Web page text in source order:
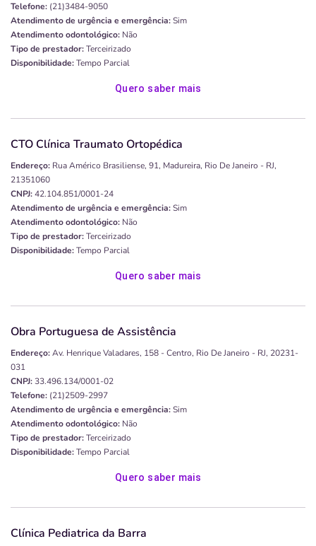
Telefone: (21)3484-9050
Atendimento de urgência e emergência:Sim
Atendimento odontológico: Não
Tipo de prestador:Terceirizado
Disponibilidade:Tempo Parcial
Quero saber mais
CTO Clínica Traumato Ortopédica
Endereço: Rua Américo Brasiliense, 91, Madureira, Rio De Janeiro - RJ,
21351060
CNPJ:42.104.851/0001-24
Atendimento de urgência e emergência:Sim
Atendimento odontológico: Não
Tipo de prestador:Terceirizado
Disponibilidade:Tempo Parcial
Quero saber mais
Obra Portuguesa de Assistência
Endereço:Av. Henrique Valadares, 158 - Centro, Rio De Janeiro - RJ, 20231-
031
CNPJ:33.496.134/0001-02
Telefone: (21)2509-2997
Atendimento de urgência e emergência:Sim
Atendimento odontológico: Não
Tipo de prestador:Terceirizado
Disponibilidade:Tempo Parcial
Quero saber mais
Clínica Pediatrica da Barra